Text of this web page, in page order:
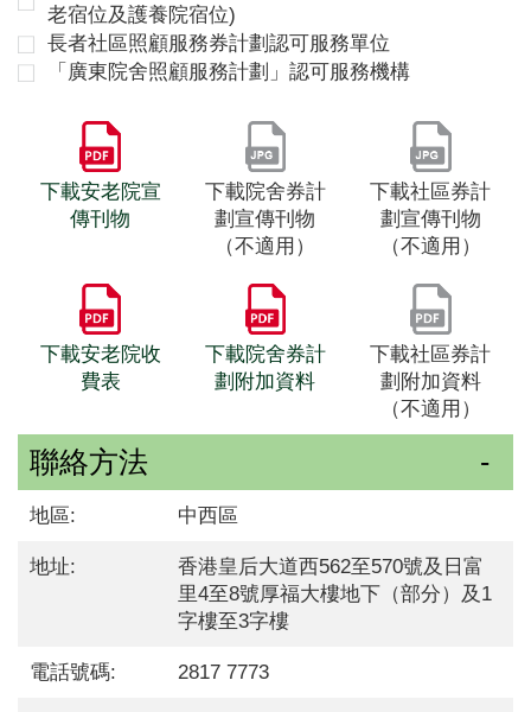
老宿位及護養院宿位)
長者社區照顧服務券計劃認可服務單位
「廣東院舍照顧服務計劃」認可服務機構
下載安老院宣
傳刊物
下載院舍券計
劃宣傳刊物
（不適用）
下載社區券計
劃宣傳刊物
（不適用）
下載安老院收
費表
下載院舍券計
劃附加資料
下載社區券計
劃附加資料
（不適用）
聯絡方法
地區: 中西區
地址:
香港皇后大道西562至570號及日富
里4至8號厚福大樓地下（部分）及1
字樓至3字樓
電話號碼: 2817 7773